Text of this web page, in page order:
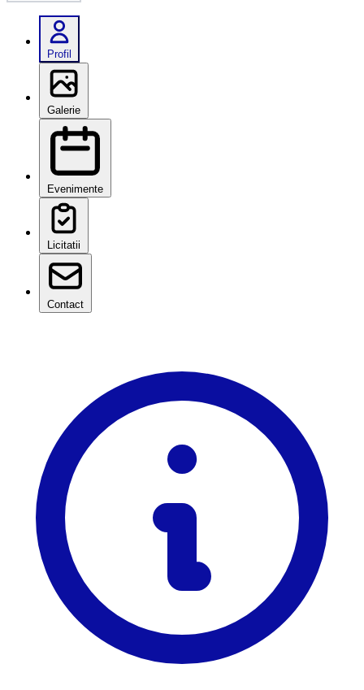
Profil
Galerie
Evenimente
Licitatii
Contact